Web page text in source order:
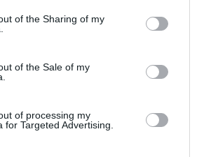
or usage behaviour. You may click to
to Google and its third-party tags to
specified purposes in below Google
of the Sharing of my
of the Sale of my
of processing my
for Targeted Advertising.
minisztériumban (miniszter Csák
egy olyan tervezeten dolgoznak, amely a
|Mindenki ügye
a mobilok begyűjtése az